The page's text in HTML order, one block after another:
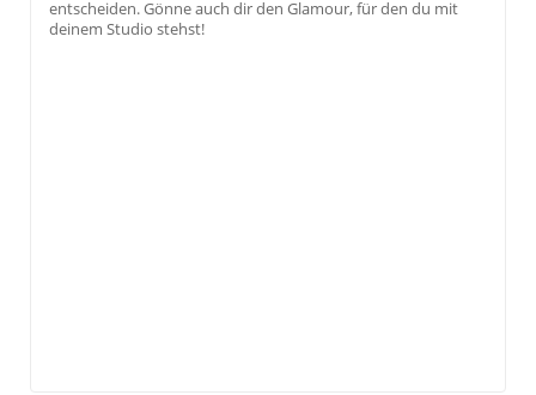
entscheiden. Gönne auch dir den Glamour, für den du mit
deinem Studio stehst!